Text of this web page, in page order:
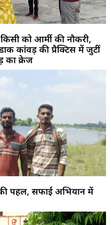
को आर्मी की नौकरी,
कांवड़ की प्रैक्टिस में जुटीं
का क्रेज
पहल, सफाई अभियान में